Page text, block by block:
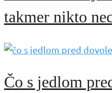
takmer nikto
Čo s jedlom